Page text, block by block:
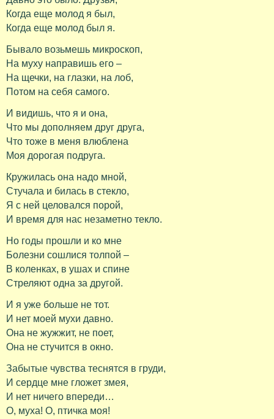
Когда еще молод я был,
Когда еще молод был я.
Бывало возьмешь микроскоп,
На муху направишь его –
На щечки, на глазки, на лоб,
Потом на себя самого.
И видишь, что я и она,
Что мы дополняем друг друга,
Что тоже в меня влюблена
Моя дорогая подруга.
Кружилась она надо мной,
Стучала и билась в стекло,
Я с ней целовался порой,
И время для нас незаметно текло.
Но годы прошли и ко мне
Болезни сошлися толпой –
В коленках, в ушах и спине
Стреляют одна за другой.
И я уже больше не тот.
И нет моей мухи давно.
Она не жужжит, не поет,
Она не стучится в окно.
Забытые чувства теснятся в груди,
И сердце мне гложет змея,
И нет ничего впереди…
О, муха! О, птичка моя!